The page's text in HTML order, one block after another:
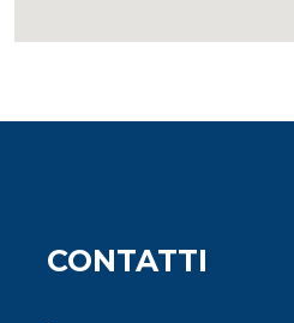
CONTATTI